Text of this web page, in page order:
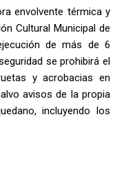
envolvente térmica y
Cultural Municipal de
de más de 6
se prohibirá el
y acrobacias en
avisos de la propia
incluyendo los